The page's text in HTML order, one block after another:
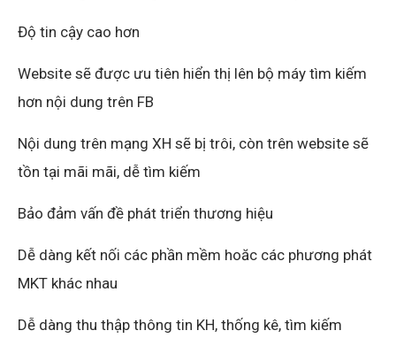
Độ tin cậy cao hơn
Website sẽ được ưu tiên hiển thị lên bộ máy tìm kiếm
hơn nội dung trên FB
Nội dung trên mạng XH sẽ bị trôi, còn trên website sẽ
tồn tại mãi mãi, dễ tìm kiếm
Bảo đảm vấn đề phát triển thương hiệu
Dễ dàng kết nối các phần mềm hoăc các phương phát
MKT khác nhau
Dễ dàng thu thập thông tin KH, thống kê, tìm kiếm